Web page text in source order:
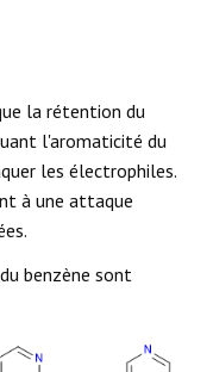
la rétention du
l'aromaticité du
les électrophiles.
à une attaque
benzène sont